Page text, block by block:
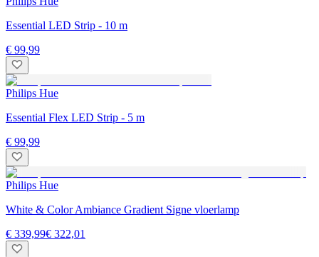
Essential LED Strip - 10 m
€ 99,99
Philips Hue
Essential Flex LED Strip - 5 m
€ 99,99
Philips Hue
White & Color Ambiance Gradient Signe vloerlamp
€ 339,99€ 322,01